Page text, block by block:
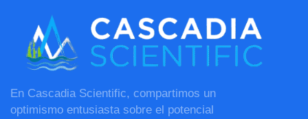
En Cascadia Scientific, compartimos un
optimismo entusiasta sobre el potencial